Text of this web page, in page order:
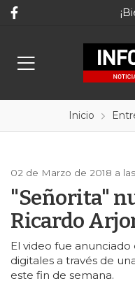
Inicio
02 de Marzo de 2018 a
"Señorita"
Ricardo
El video fue
digitales a través de
este fin de semana.